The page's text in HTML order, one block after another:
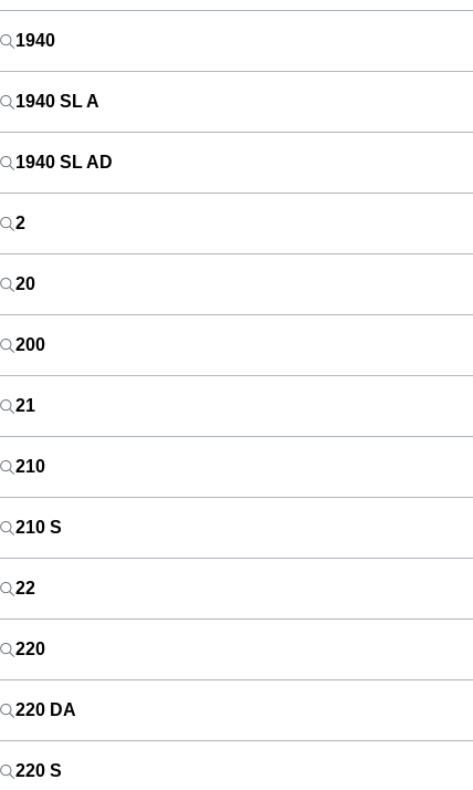
1940
1940 SL A
1940 SL AD
2
20
200
21
210
210 S
22
220
220 DA
220 S